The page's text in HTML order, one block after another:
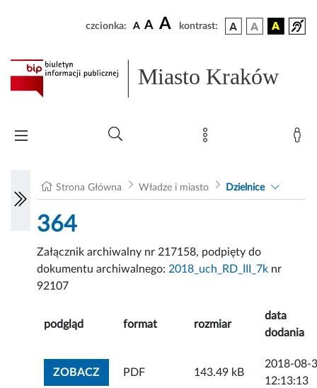
czcionka: A A A kontrast:
Miasto Kraków
Strona Główna Władze i miasto Dzielnice
364
Załącznik archiwalny nr 217158, podpięty do
dokumentu archiwalnego: 2018_uch_RD_III_7k nr
92107
podgląd format rozmiar
data
dodania
ZOBACZZOBACZ ZAŁĄCZNIK
PDF 143.49 kB
2018-08-
12:13:13